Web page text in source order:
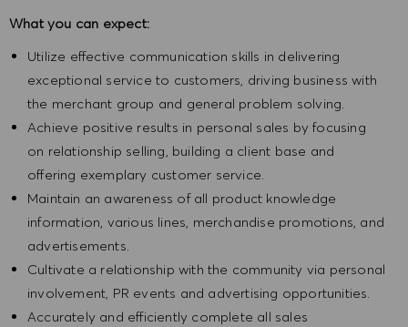
What you can expect:
Utilize effective communication skills in delivering
exceptional service to customers, driving business with
the merchant group and general problem solving.
Achieve positive results in personal sales by focusing
on relationship selling, building a client base and
offering exemplary customer service.
Maintain an awareness of all product knowledge
information, various lines, merchandise promotions, and
advertisements.
Cultivate a relationship with the community via personal
involvement, PR events and advertising opportunities.
Accurately and efficiently complete all sales